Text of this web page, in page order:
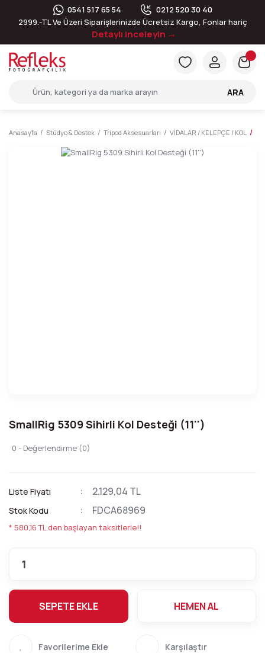
0541 517 65 54
0212 520 30 40
2999.-TL Ve Üzeri Siparişlerinizde Ücretsiz Kargo, Fonlar hariç
Detaylı inceleyin →
ARA
Anasayfa Stüdyo & Destek Tripod Aksesuarları VİDALAR / KELEPÇE / KOL
SmallRig 5309 Sihirli Kol Desteği (11'')
0 - Değerlendirme (0)
Liste Fiyatı 2.129,04 TL
Stok Kodu FDCA68969
* 580,16 TL den başlayan taksitlerle!!
SEPETE EKLE HEMEN AL
Karşılaştır